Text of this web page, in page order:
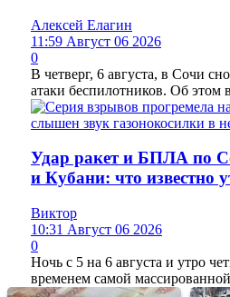
Алексей Елагин
11:59 Август 06 2026
0
В четверг, 6 августа, в Сочи
атаки беспилотников. Об этом
Удар ракет и БПЛА по
и Кубани: что известно
Виктор
10:31 Август 06 2026
0
Ночь с 5 на 6 августа и утро
временем самой